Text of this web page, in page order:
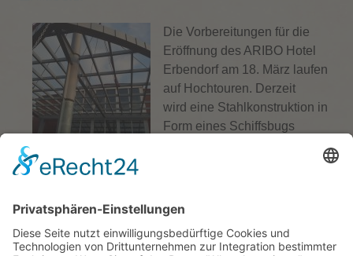
Die Vorbereitungen für die
Eröffnung des ARIBO Hotel
Erbendorf am 18. März laufen
auf Hochtouren. Derzeit
wird eine Stahlkonstruktion in
Form eines Schiffsbugs
ARIBO Hotel endgültig das Aussehen eines Schiffes
Sonderanfertigung war nicht zuletzt deshalb nötig, weil
die Konstruktion erst zum Ende der Bauphase
angebracht werden sollen, und zudem auch, …